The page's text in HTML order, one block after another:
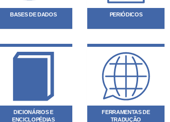
BASES DE DADOS PERIÓDICOS
DICIONÁRIOS E
ENCICLOPÉDIAS
FERRAMENTAS DE
TRADUÇÃO